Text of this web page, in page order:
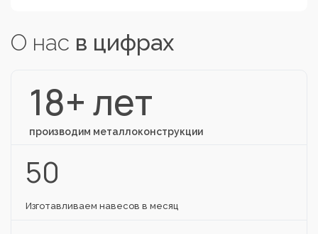
О нас в цифрах
18+ лет
производим металлоконструкции
50
Изготавливаем навесов в месяц